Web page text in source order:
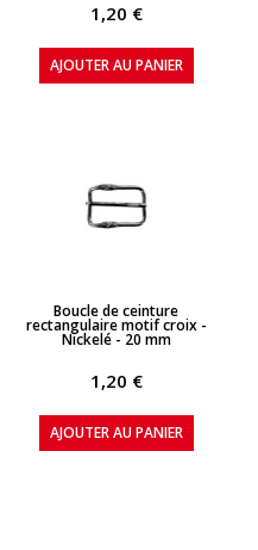
1,20 €
AJOUTER AU PANIER
APERÇU RAPIDE
Boucle de ceinture
rectangulaire motif croix -
Nickelé - 20 mm
1,20 €
AJOUTER AU PANIER